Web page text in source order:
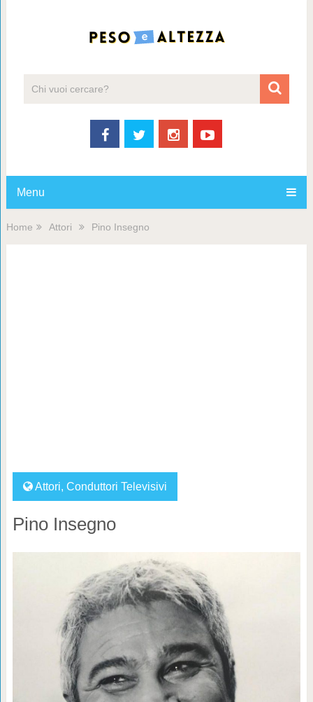
Menu
Home Attori Pino Insegno
Attori, Conduttori Televisivi
Pino Insegno